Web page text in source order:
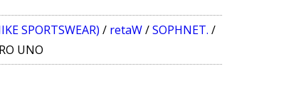
SPORTSWEAR) / retaW/SOPHNET. /
UNO